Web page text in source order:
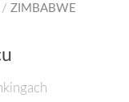
/ ZIMBABWE